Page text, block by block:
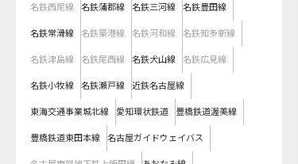
名鉄西尾線 名鉄蒲郡線 名鉄三河線 名鉄豊田線
名鉄常滑線 名鉄築港線 名鉄河和線 名鉄知多新線
名鉄津島線 名鉄尾西線 名鉄犬山線 名鉄広見線
名鉄小牧線 名鉄瀬戸線 近鉄名古屋線
東海交通事業城北線 愛知環状鉄道 豊橋鉄道渥美線
豊橋鉄道東田本線 名古屋ガイドウェイバス